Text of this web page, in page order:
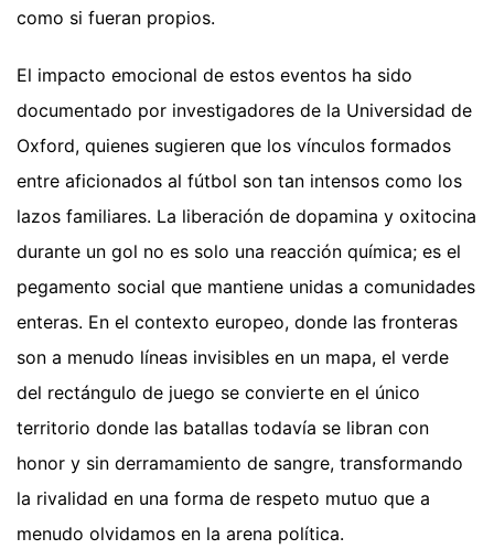
como si fueran propios.
El impacto emocional de estos eventos ha sido
documentado por investigadores de la Universidad de
Oxford, quienes sugieren que los vínculos formados
entre aficionados al fútbol son tan intensos como los
lazos familiares. La liberación de dopamina y oxitocina
durante un gol no es solo una reacción química; es el
pegamento social que mantiene unidas a comunidades
enteras. En el contexto europeo, donde las fronteras
son a menudo líneas invisibles en un mapa, el verde
del rectángulo de juego se convierte en el único
territorio donde las batallas todavía se libran con
honor y sin derramamiento de sangre, transformando
la rivalidad en una forma de respeto mutuo que a
menudo olvidamos en la arena política.